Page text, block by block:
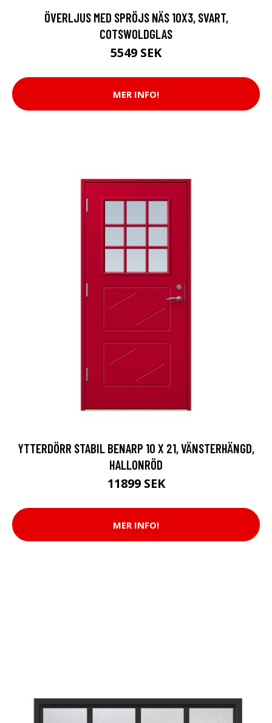
ÖVERLJUS MED SPRÖJS NÄS 10X3, SVART,
COTSWOLDGLAS
5549 SEK
MER INFO!
YTTERDÖRR STABIL BENARP 10 X 21, VÄNSTERHÄNGD,
HALLONRÖD
11899 SEK
MER INFO!